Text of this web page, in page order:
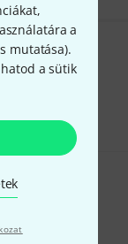
a
mutatása).
a sütik